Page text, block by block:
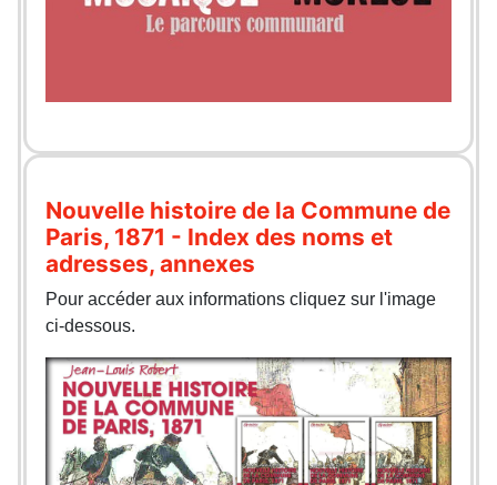
Nouvelle histoire de la Commune de
Paris, 1871 - Index des noms et
adresses, annexes
Pour accéder aux informations cliquez sur l'image
ci-dessous.